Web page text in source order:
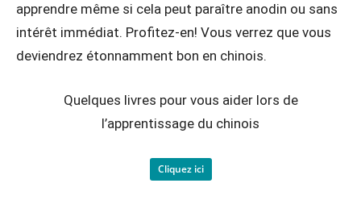
apprendre même si cela peut paraître anodin ou sans
intérêt immédiat. Profitez-en! Vous verrez que vous
deviendrez étonnamment bon en chinois.
Quelques livres pour vous aider lors de
l’apprentissage du chinois
Cliquez ici